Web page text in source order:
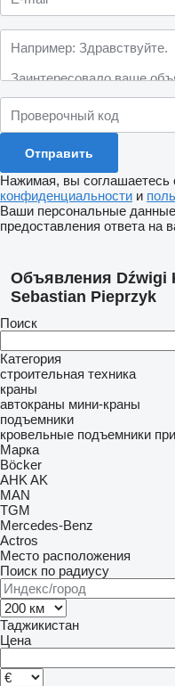
Нажимая, вы соглашаетесь
конфиденциальности и
Ваши персональные
предоставления ответа на
Объявления Dźwigi
Sebastian Pieprzyk
Поиск
Категория
строительная техника
краны
автокраны мини-краны
подъемники
кровельные подъемники
Марка
Böcker
AHK AK
MAN
TGM
Mercedes-Benz
Actros
Место расположения
Поиск по радиусу
Таджикистан
Цена